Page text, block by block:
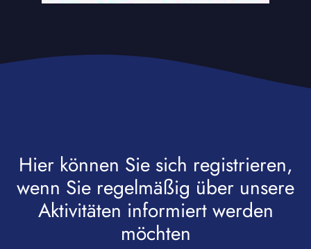
Hier können Sie sich registrieren,
wenn Sie regelmäßig über unsere
Aktivitäten informiert werden
möchten